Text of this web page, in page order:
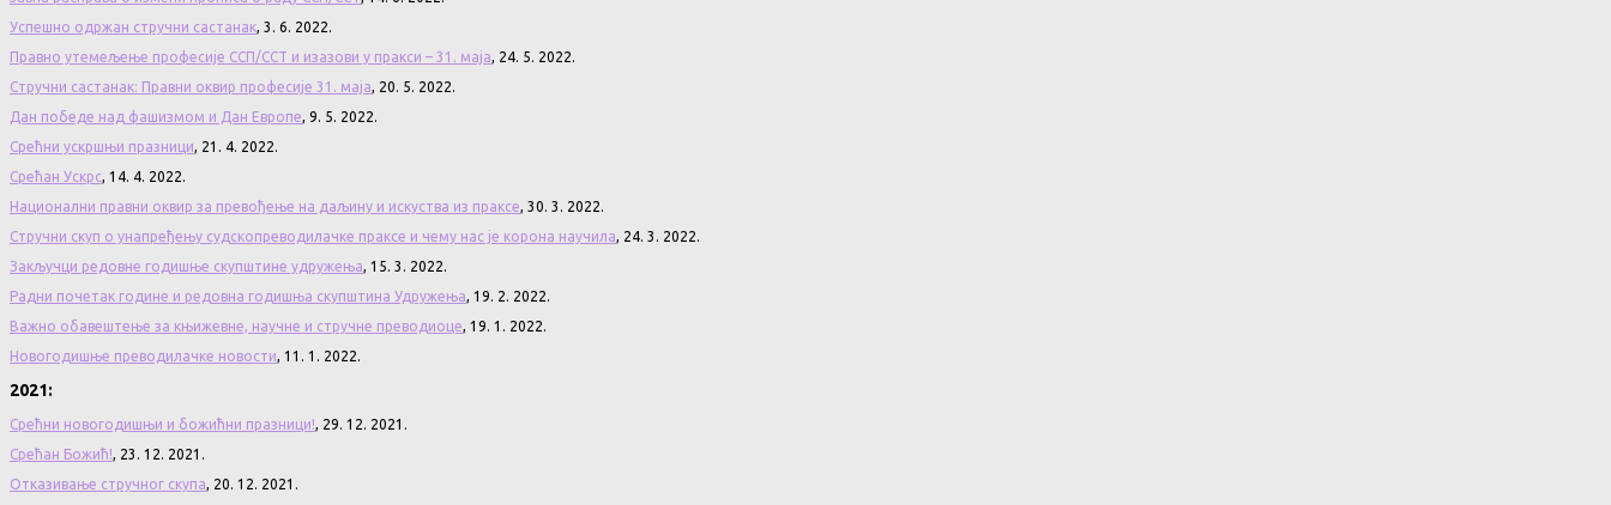
Успешно одржан стручни састанак, 3. 6. 2022.
Правно утемељење професије ССП/ССТ и изазови у пракси – 31. маја, 24. 5. 2022.
Стручни састанак: Правни оквир професије 31. маја, 20. 5. 2022.
Дан победе над фашизмом и Дан Европе, 9. 5. 2022.
Срећни ускршњи празници, 21. 4. 2022.
Срећан Ускрс, 14. 4. 2022.
Национални правни оквир за превођење на даљину и искуства из праксе, 30. 3. 2022.
Стручни скуп о унапређењу судскопреводилачке праксе и чему нас је корона научила, 24. 3. 2022.
Закључци редовне годишње скупштине удружења, 15. 3. 2022.
Радни почетак године и редовна годишња скупштина Удружења, 19. 2. 2022.
Важно обавештење за књижевне, научне и стручне преводиоце, 19. 1. 2022.
Новогодишње преводилачке новости, 11. 1. 2022.
2021:
Срећни новогодишњи и божићни празници!, 29. 12. 2021.
Срећан Божић!, 23. 12. 2021.
Отказивање стручног скупа, 20. 12. 2021.